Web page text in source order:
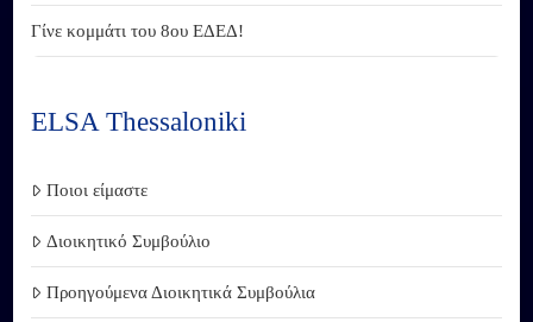
Γίνε κομμάτι του 8ου ΕΔΕΔ!
ELSA Thessaloniki
Ποιοι είμαστε
Διοικητικό Συμβούλιο
Προηγούμενα Διοικητικά Συμβούλια